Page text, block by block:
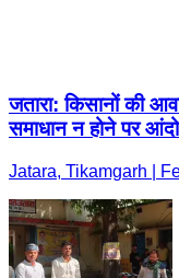
जतारा: किसानों की
समाधान न होने पर
Jatara, Tikamgarh |